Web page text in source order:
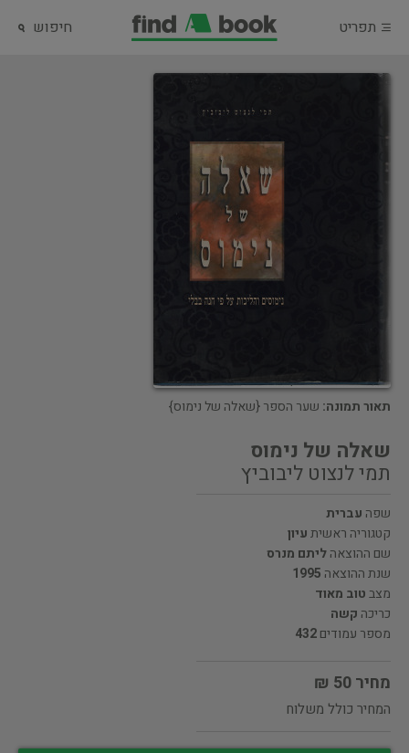
תפריט חיפוש
תאור תמונה: שער הספר {שאלה של נימוס}
שאלה של נימוס
תמי לנצוט ליבוביץ
שפה עברית
קטגוריה ראשיתעיון
שם ההוצאהליתם מנרס
שנת ההוצאה 1995
מצבטוב מאוד
כריכה קשה
מספר עמודים432
מחיר 50 ₪
המחיר כולל משלוח